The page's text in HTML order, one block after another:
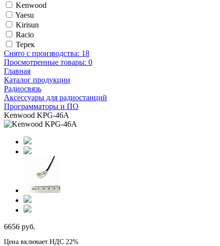
Kenwood
Yaesu
Kirisun
Racio
Терек
Снято с производства: 18
Просмотренные товары: 0
Главная
Каталог продукции
Радиосвязь
Аксессуары для радиостанций
Программаторы и ПО
Kenwood KPG-46A
6656 руб.
Цена включает НДС 22%